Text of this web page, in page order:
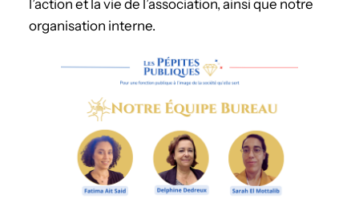
l’action et la vie de l’association, ainsi que notre
organisation interne.